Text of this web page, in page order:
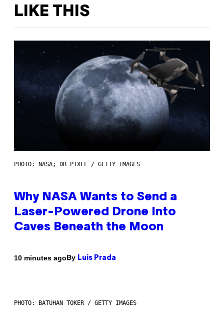
LIKE THIS
PHOTO: NASA; DR PIXEL / GETTY IMAGES
Why NASA Wants to Send a
Laser-Powered Drone Into
Caves Beneath the Moon
10 minutes agoBy Luis Prada
PHOTO: BATUHAN TOKER / GETTY IMAGES